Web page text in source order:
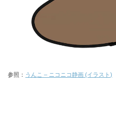
参照： うんこ – ニコニコ静画 (イラスト)